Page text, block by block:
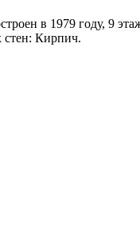
в 1979 году, 9
Кирпич.